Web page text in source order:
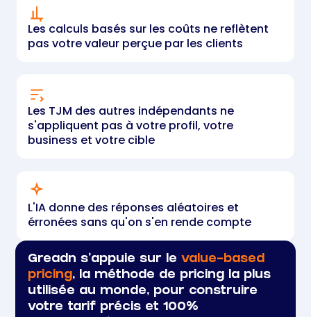
Les calculs basés sur les coûts ne reflètent
pas votre valeur perçue par les clients
Les TJM des autres indépendants ne
s'appliquent pas à votre profil, votre
business et votre cible
L'IA donne des réponses aléatoires et
érronées sans qu'on s'en rende compte
Greadn s'appuie sur levalue-based
pricing, la méthode de pricing la plus
utilisée au monde, pour construire
votre tarif précis et 100%